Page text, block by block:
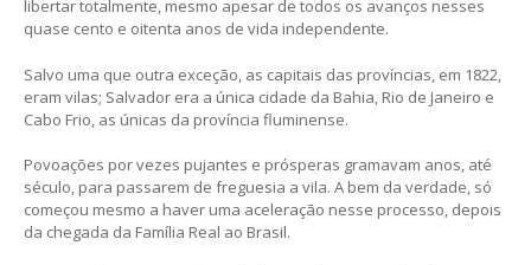
libertar totalmente, mesmo apesar de todos os avanços nesses
quase cento e oitenta anos de vida independente.
Salvo uma que outra exceção, as capitais das províncias, em 1822,
eram vilas; Salvador era a única cidade da Bahia, Rio de Janeiro e
Cabo Frio, as únicas da província fluminense.
Povoações por vezes pujantes e prósperas gramavam anos, até
século, para passarem de freguesia a vila. A bem da verdade, só
começou mesmo a haver uma aceleração nesse processo, depois
da chegada da Família Real ao Brasil.